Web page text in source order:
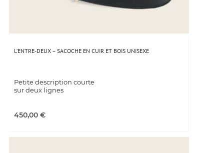
L’ENTRE-DEUX – SACOCHE EN CUIR ET BOIS UNISEXE
Petite description courte
sur deux lignes
450,00 €